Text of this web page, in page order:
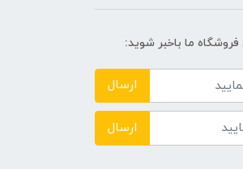
ما باخبر شوید:
ارسال
ارسال